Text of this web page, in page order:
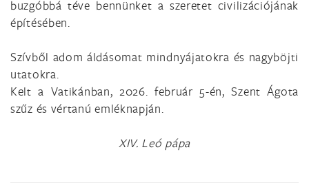
buzgóbbá téve bennünket a szeretet civilizációjának
építésében.
Szívből adom áldásomat mindnyájatokra és nagyböjti
utatokra.
Kelt a Vatikánban, 2026. február 5-én, Szent Ágota
szűz és vértanú emléknapján.
XIV. Leó pápa